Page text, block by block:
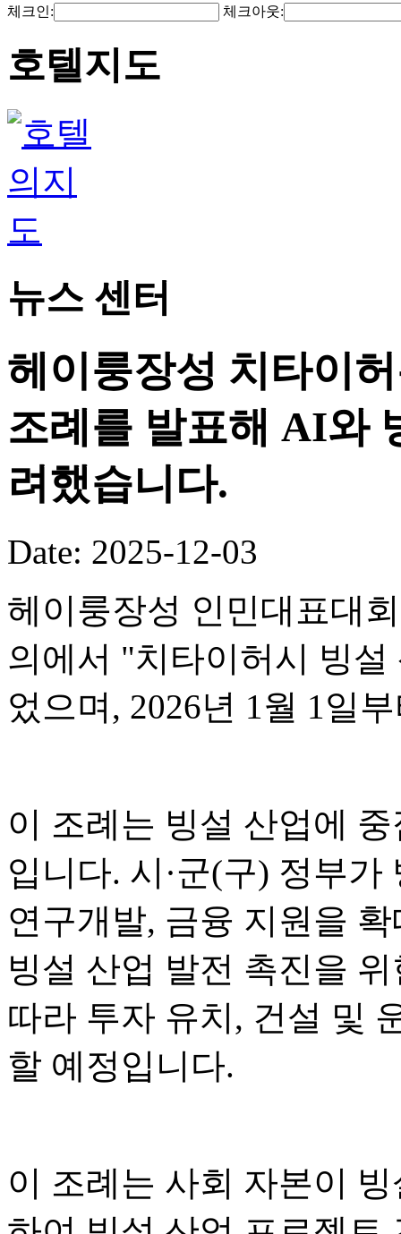
체크인: 체크아웃:
호텔지도
뉴스 센터
헤이룽장성 치타이
조례를 발표해 AI와
려했습니다.
Date: 2025-12-03
헤이룽장성 인민대표대
의에서 "치타이허시 빙
었으며, 2026년 1월 1일
이 조례는 빙설 산업에
입니다. 시·군(구) 정부
연구개발, 금융 지원을
빙설 산업 발전 촉진을
따라 투자 유치, 건설 및
할 예정입니다.
이 조례는 사회 자본이